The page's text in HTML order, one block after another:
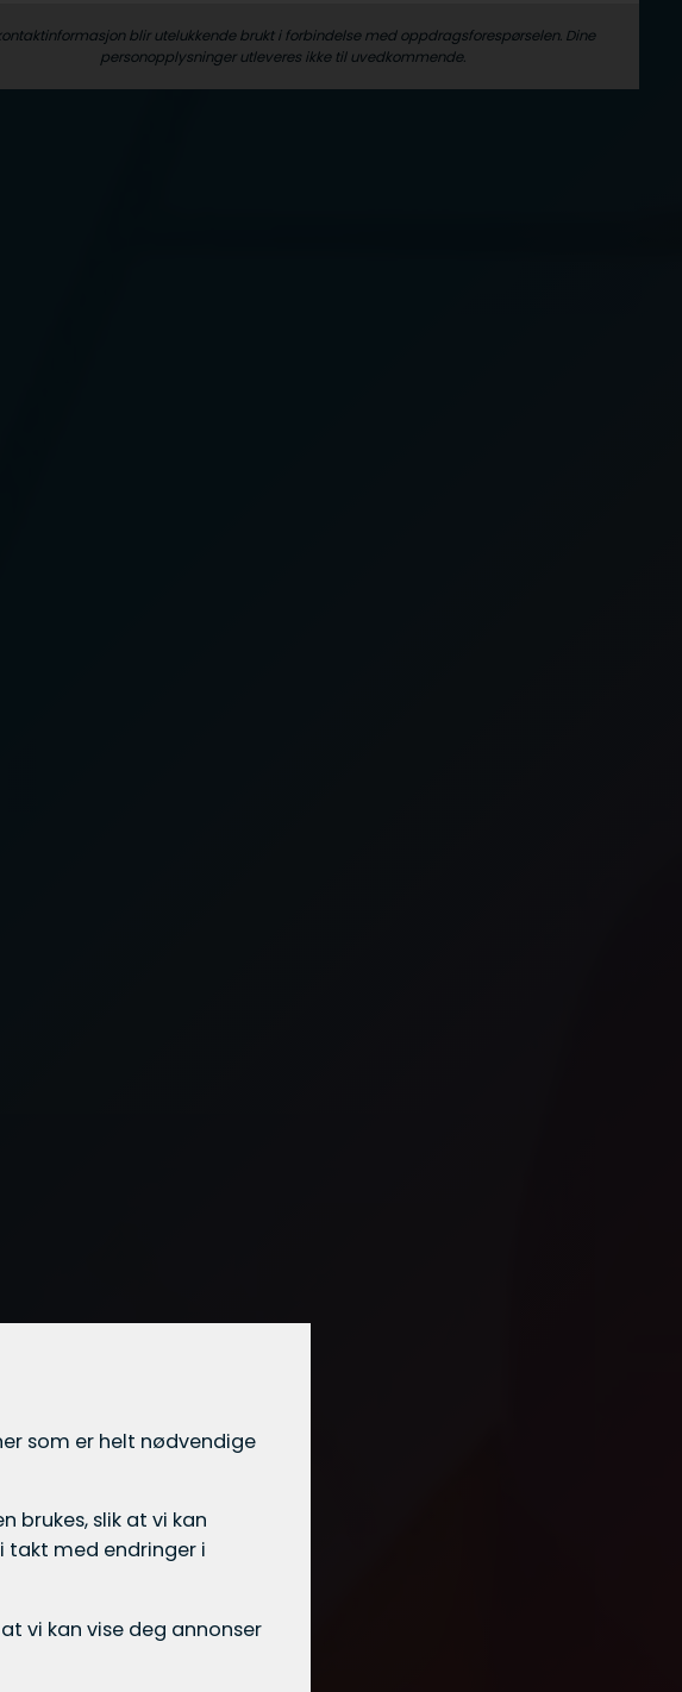
blir utelukkende brukt i forbindelse med oppdrags­forespørselen. Dine
person­­opplysninger utleveres ikke til uvedkommende.
som er helt nødvendige
brukes, slik at vi kan
takt med endringer i
vi kan vise deg annonser